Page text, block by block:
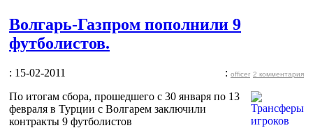
Волгарь-Газпром пополнили 9
футболистов.
: 15-02-2011 : officer 2 комментария
По итогам сбора, прошедшего с 30 января по 13
февраля в Турции с Волгарем заключили
контракты 9 футболистов